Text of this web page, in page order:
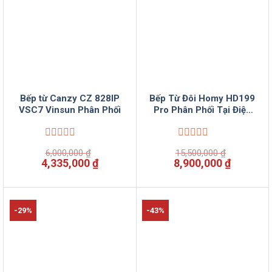
Bếp từ Canzy CZ 828IP
VSC7 Vinsun Phân Phối
Được
xếp
hạng
5
6,000,000₫
Giá
gốc
là:
4,335,000₫Giá
hiện
tại
4,335,000 ₫.
Bếp Từ Đôi Homy HD199
Pro Phân Phối Tại Điện
Được
xếp
hạng
5
15,500,000₫
Giá
gốc
là:
8,900,000₫Giá
tại
-29% -43%